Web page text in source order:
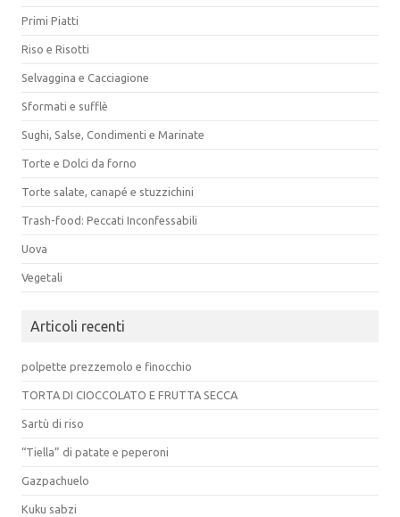
Primi Piatti
Riso e Risotti
Selvaggina e Cacciagione
Sformati e sufflè
Sughi, Salse, Condimenti e Marinate
Torte e Dolci da forno
Torte salate, canapé e stuzzichini
Trash-food: Peccati Inconfessabili
Uova
Vegetali
Articoli recenti
polpette prezzemolo e finocchio
TORTA DI CIOCCOLATO E FRUTTA SECCA
Sartù di riso
“Tiella” di patate e peperoni
Gazpachuelo
Kuku sabzi